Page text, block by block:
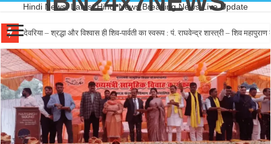
Hindi News, Latest Hindi News,Breaking News,Live Update
देवरिया – श्रद्धा और विश्वास ही शिव-पार्वती का स्वरूप : पं. राघवेन्द्र शास्त्री – शिव
देवरिया – कांग्रेस में ही है सिर्फ जमीनी कार्यकर्ताओ का सम्मान – विजयशेखर मल्ल रोशन